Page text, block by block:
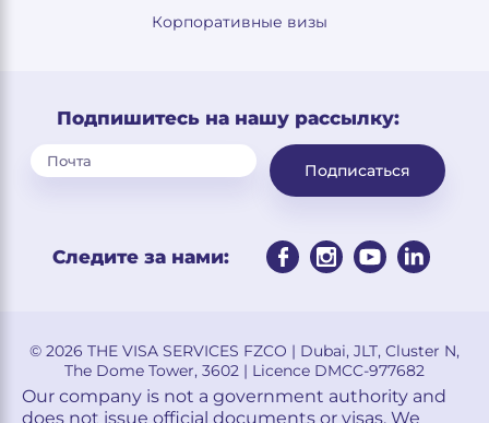
Корпоративные визы
Подпишитесь на нашу рассылку:
Подписаться
Следите за нами:
© 2026 THE VISA SERVICES FZCO | Dubai, JLT, Cluster N,
The Dome Tower, 3602 | Licence DMCC-977682
Our company is not a government authority and
does not issue official documents or visas. We